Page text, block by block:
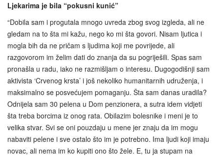
Ljekarima je bila “pokusni kunić”
“Dobila sam i progutala mnogo uvreda zbog svog izgleda, ali ne
gledam na to šta mi kažu, nego ko mi šta govori. Nisam ljutica i
mogla bih da ne pričam s ljudima koji me povrijede, ali
razgovorom im želim dati do znanja da su pogriješili. Spas sam
pronašla u radu, iako ne razmišljam o interesu. Dugogodišnji sam
aktivista ‘Crvenog krsta’ i još nekoliko humanitarnih udruženja, i
maksimalno se posvećujem pomaganju. Šta sam danas uradila?
Odnijela sam 30 pelena u Dom penzionera, a sutra idem vidjeti
šta treba borcima iz onog rata. Obilazim bolesnike i meni je to
velika stvar. Svi se oni pouzdaju u mene jer znaju da im mogu
nabaviti pelene i sve ostalo što im je potrebno. Ima ljudi koji imaju
novac, ali nema im ko kupiti ono što žele. E, tu ja stupam na